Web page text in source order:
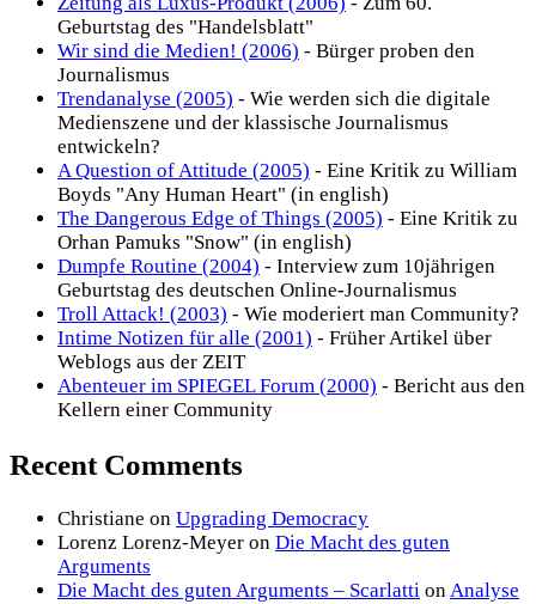
Geburtstag des "Handelsblatt"
Wir sind die Medien! (2006) - Bürger proben den
Journalismus
Trendanalyse (2005) - Wie werden sich die digitale
Medienszene und der klassische Journalismus
entwickeln?
A Question of Attitude (2005) - Eine Kritik zu William
Boyds "Any Human Heart" (in english)
The Dangerous Edge of Things (2005) - Eine Kritik zu
Orhan Pamuks "Snow" (in english)
Dumpfe Routine (2004) - Interview zum 10jährigen
Geburtstag des deutschen Online-Journalismus
Troll Attack! (2003) - Wie moderiert man Community?
Intime Notizen für alle (2001) - Früher Artikel über
Weblogs aus der ZEIT
Abenteuer im SPIEGEL Forum (2000) - Bericht aus den
Kellern einer Community
Recent Comments
Christiane on Upgrading Democracy
Lorenz Lorenz-Meyer on Die Macht des guten
Arguments
Die Macht des guten Arguments – Scarlatti on Analyse